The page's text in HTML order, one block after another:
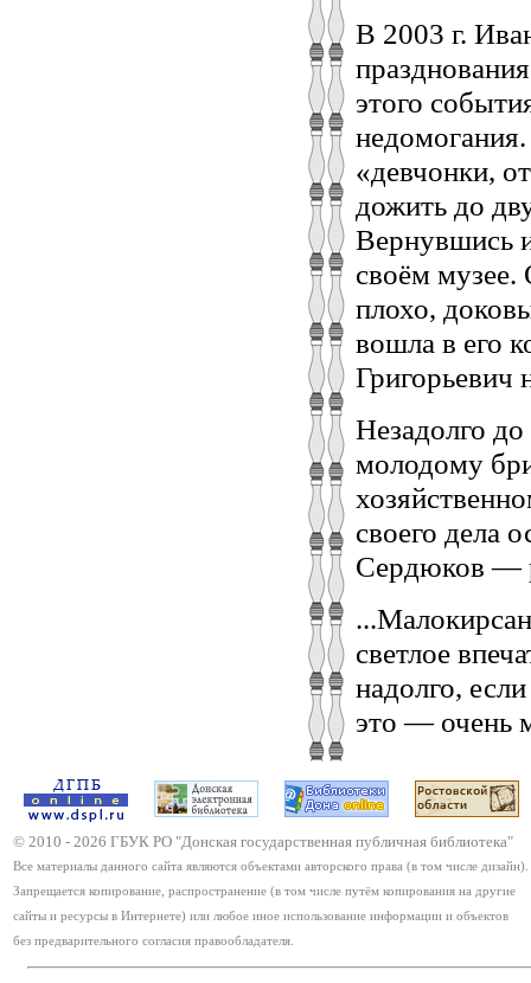
В 2003 г.
этого
«девчонки,
дожить до
Вернувшись
своём музее.
плохо,
вошла в его
Григорьевич
Незадолго
молодому
своего дела
Сердюков —
светлое
надолго,
это — очень
© 2010 - 2026 ГБУК РО "Донская государственная публичная библиотека"
Все материалы данного сайта являются объектами авторского права (в том числе дизайн).
Запрещается копирование, распространение (в том числе путём копирования на другие
сайты и ресурсы в Интернете) или любое иное использование информации и объектов
без предварительного согласия правообладателя.